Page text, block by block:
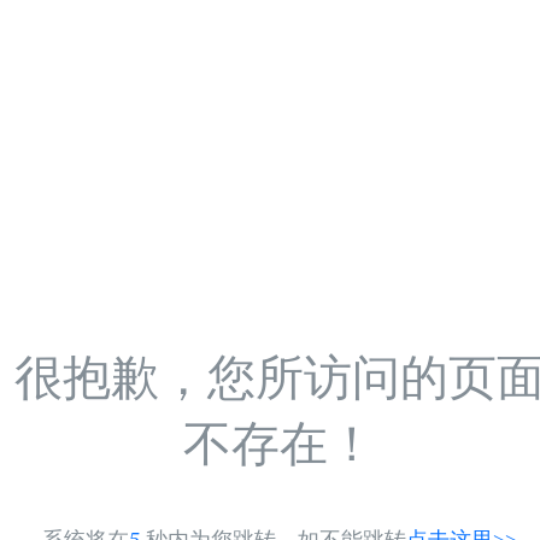
很抱歉，您所访问的页
不存在！